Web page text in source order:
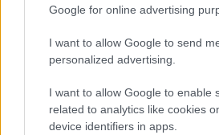
Google for online advertising
I want to allow Google to send
personalized advertising.
I want to allow Google to enable
related to analytics like cookies
device identifiers in apps.
Orvos figyelmeztet: ezt az
söpörd a szőnyeg